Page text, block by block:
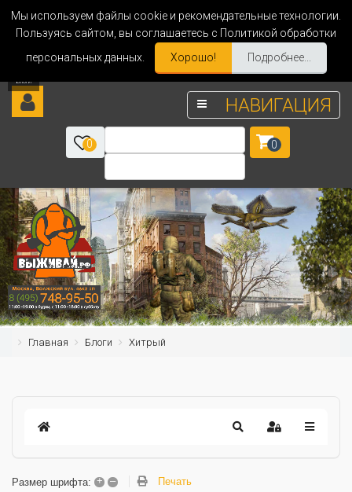
Мы используем файлы cookie и рекомендательные технологии.
Пользуясь сайтом, вы соглашаетесь с Политикой обработки
персональных данных.
Хорошо! Подробнее...
НАВИГАЦИЯ
0 0
Главная Блоги Хитрый
Размер шрифта: + – Печать